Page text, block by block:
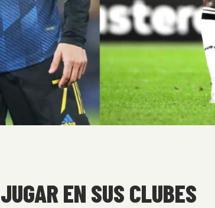
EN SUS CLUBES